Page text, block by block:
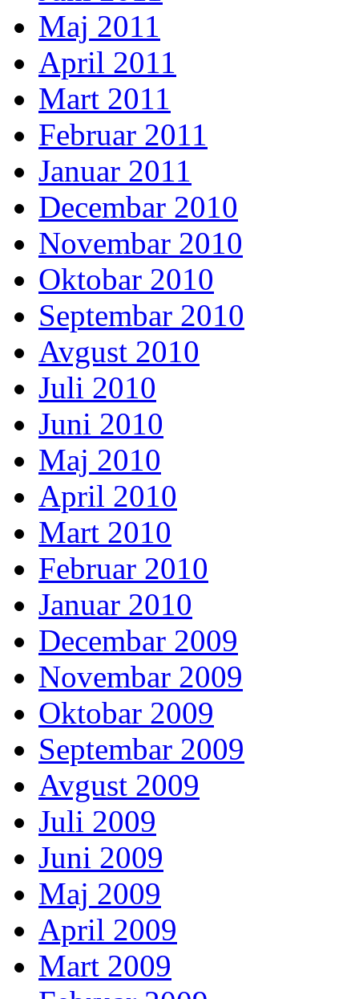
Maj 2011
April 2011
Mart 2011
Februar 2011
Januar 2011
Decembar 2010
Novembar 2010
Oktobar 2010
Septembar 2010
Avgust 2010
Juli 2010
Juni 2010
Maj 2010
April 2010
Mart 2010
Februar 2010
Januar 2010
Decembar 2009
Novembar 2009
Oktobar 2009
Septembar 2009
Avgust 2009
Juli 2009
Juni 2009
Maj 2009
April 2009
Mart 2009